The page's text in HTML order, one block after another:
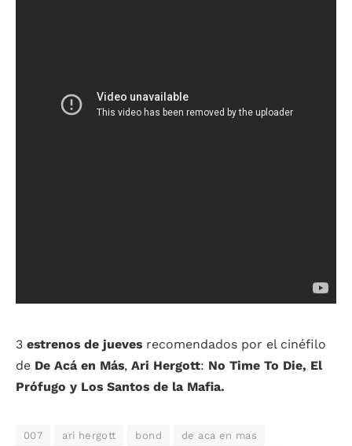
3 estrenos de jueves recomendados por el cinéfilo
de De Acá en Más, Ari Hergott: No Time To Die, El
Prófugo y Los Santos de la Mafia.
007 ari hergott bond de aca en mas